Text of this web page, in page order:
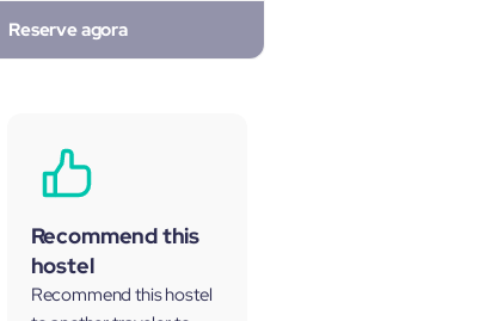
Reserve agora
Recommend this
hostel
Recommend this hostel